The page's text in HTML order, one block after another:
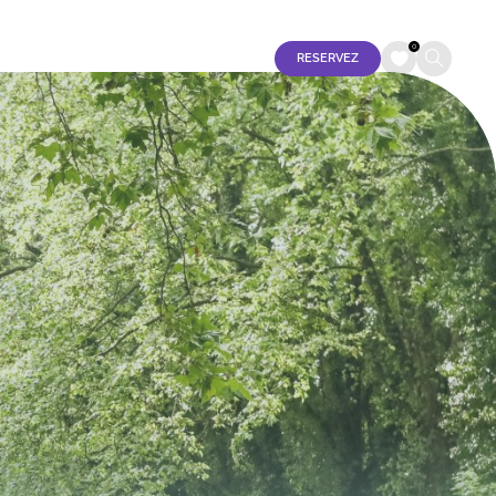
jeudi 06 août
vendredi 07 août
samedi 08 août
dimanche 09 août
lundi 10 août
RESERVEZ
0EN
ES